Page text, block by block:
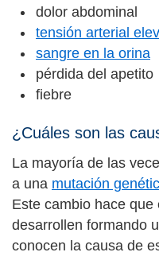
dolor abdominal
tensión arterial
sangre en la orina
pérdida del apetito
fiebre
¿Cuáles son las
La mayoría de las
a una mutación
Este cambio hace
desarrollen formando
conocen la causa de